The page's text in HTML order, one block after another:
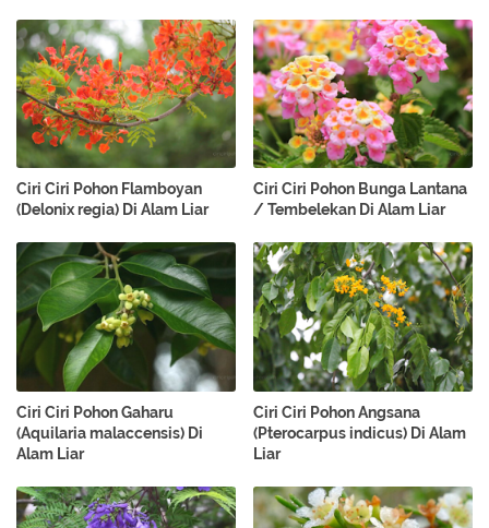
Ciri Ciri Pohon Flamboyan
(Delonix regia) Di Alam Liar
Ciri Ciri Pohon Bunga Lantana
/ Tembelekan Di Alam Liar
Ciri Ciri Pohon Gaharu
(Aquilaria malaccensis) Di
Alam Liar
Ciri Ciri Pohon Angsana
(Pterocarpus indicus) Di Alam
Liar